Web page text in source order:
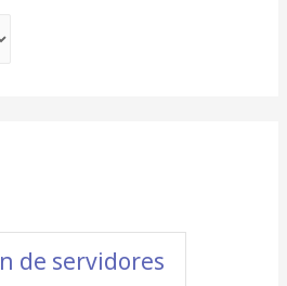
de servidores